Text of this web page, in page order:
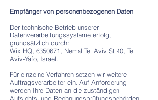
Empfänger von personenbezogenen Daten
Der technische Betrieb unserer
Datenverarbeitungssysteme erfolgt
grundsätzlich durch:
Wix HQ, 6350671, Nemal Tel Aviv St 40, Tel
Aviv-Yafo, Israel.
Für einzelne Verfahren setzen wir weitere
Auftragsverarbeiter ein. Auf Anforderung
werden Ihre Daten an die zuständigen
Aufsichts- und Rechnungsprüfungsbehörden